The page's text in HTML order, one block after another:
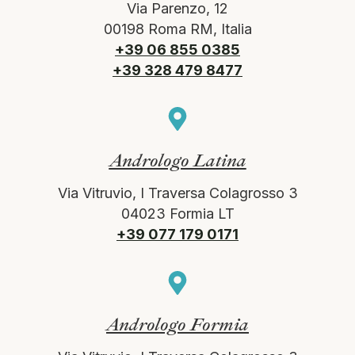
Via Parenzo, 12
00198 Roma RM, Italia
+39 06 855 0385
+39 328 479 8477
Andrologo Latina
Via Vitruvio, I Traversa Colagrosso 3
04023 Formia LT
+39 077 179 0171
Andrologo Formia